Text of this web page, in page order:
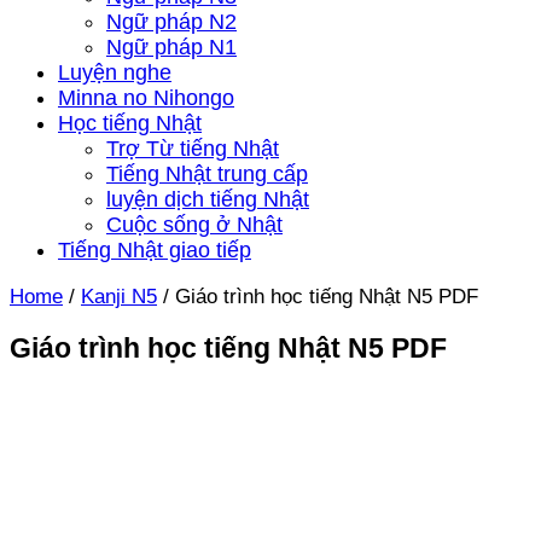
Ngữ pháp N2
Ngữ pháp N1
Luyện nghe
Minna no Nihongo
Học tiếng Nhật
Trợ Từ tiếng Nhật
Tiếng Nhật trung cấp
luyện dịch tiếng Nhật
Cuộc sống ở Nhật
Tiếng Nhật giao tiếp
Home / Kanji N5 / Giáo trình học tiếng Nhật N5 PDF
Giáo trình học tiếng Nhật N5 PDF